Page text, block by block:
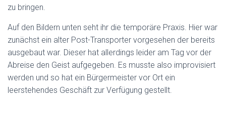
zu bringen.
Auf den Bildern unten seht ihr die temporäre Praxis. Hier war
zunächst ein alter Post-Transporter vorgesehen der bereits
ausgebaut war. Dieser hat allerdings leider am Tag vor der
Abreise den Geist aufgegeben. Es musste also improvisiert
werden und so hat ein Bürgermeister vor Ort ein
leerstehendes Geschäft zur Verfügung gestellt.